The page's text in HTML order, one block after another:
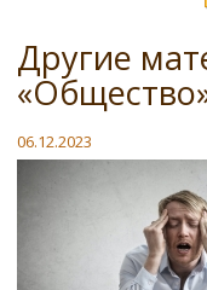
Другие
06.12.2023